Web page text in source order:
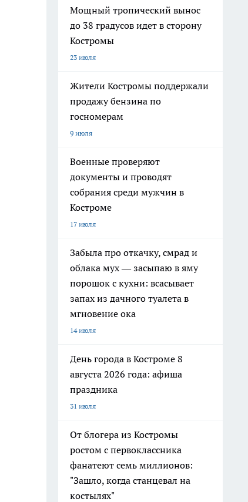
Мощный тропический вынос
до 38 градусов идет в сторону
Костромы
23 июля
Жители Костромы поддержали
продажу бензина по
госномерам
9 июля
Военные проверяют
документы и проводят
собрания среди мужчин в
Костроме
17 июля
Забыла про откачку, смрад и
облака мух — засыпаю в яму
порошок с кухни: всасывает
запах из дачного туалета в
мгновение ока
14 июля
День города в Костроме 8
августа 2026 года: афиша
праздника
31 июля
От блогера из Костромы
ростом с первоклассника
фанатеют семь миллионов:
"Зашло, когда станцевал на
костылях"